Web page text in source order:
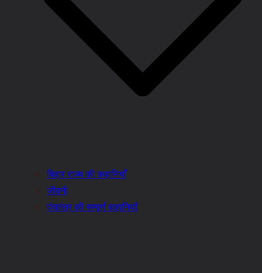
बिहार राज्य की कहानियाँ
जीवनी
पंचतंत्र की सम्पूर्ण कहानियाँ